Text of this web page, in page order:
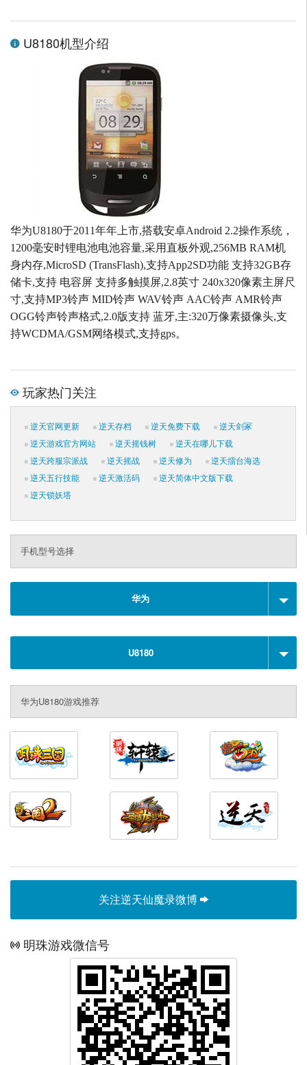
U8180机型介绍
华为U8180于2011年年上市,搭载安卓Android 2.2操作系统，
1200毫安时锂电池电池容量,采用直板外观,256MB RAM机
身内存,MicroSD (TransFlash),支持App2SD功能 支持32GB存
储卡,支持 电容屏 支持多触摸屏,2.8英寸 240x320像素主屏尺
寸,支持MP3铃声 MID铃声 WAV铃声 AAC铃声 AMR铃声
OGG铃声铃声格式,2.0版支持 蓝牙,主:320万像素摄像头,支
持WCDMA/GSM网络模式,支持gps。
玩家热门关注
逆天官网更新 逆天存档 逆天免费下载
逆天剑冢
逆天游戏官方网站
逆天摇钱树
逆天在哪儿下载
逆天跨服宗派战
逆天摇战 逆天修为
逆天擂台海选
逆天五行技能
逆天激活码
逆天简体中文版下载
逆天锁妖塔
手机型号选择
华为
U8180
华为U8180游戏推荐
关注逆天仙魔录微博
明珠游戏微信号